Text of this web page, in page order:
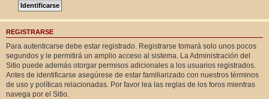
REGISTRARSE
Para autenticarse debe estar registrado. Registrarse tomará solo unos pocos
segundos y le permitirá un amplio acceso al sistema. La Administración del
Sitio puede además otorgar permisos adicionales a los usuarios registrados.
Antes de identificarse asegúrese de estar familiarizado con nuestros términos
de uso y políticas relacionadas. Por favor lea las reglas de los foros mientras
navega por el Sitio.